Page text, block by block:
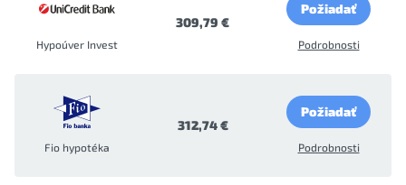
Hypoúver Invest
309,79 €
Požiadať
Podrobnosti
Fio hypotéka
312,74 €
Požiadať
Podrobnosti